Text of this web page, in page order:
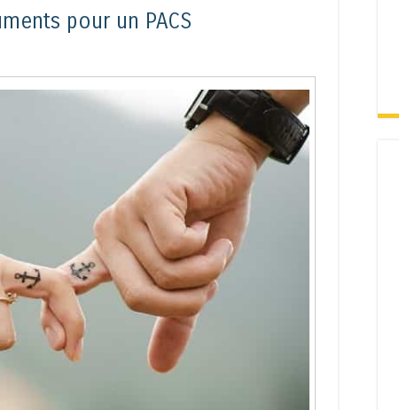
pour un PACS